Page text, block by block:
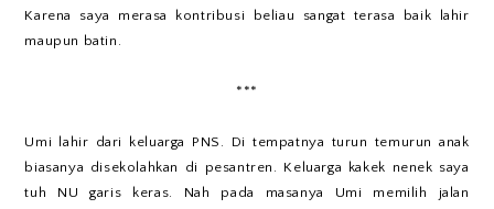
Karena saya merasa kontribusi beliau sangat terasa baik lahir
maupun batin.
***
Umi lahir dari keluarga PNS. Di tempatnya turun temurun anak
biasanya disekolahkan di pesantren. Keluarga kakek nenek saya
tuh NU garis keras. Nah pada masanya Umi memilih jalan